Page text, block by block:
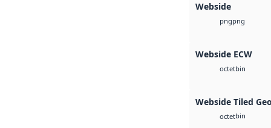
Webside
pngpng
Webside ECW
octetbin
Webside Tiled
octetbin